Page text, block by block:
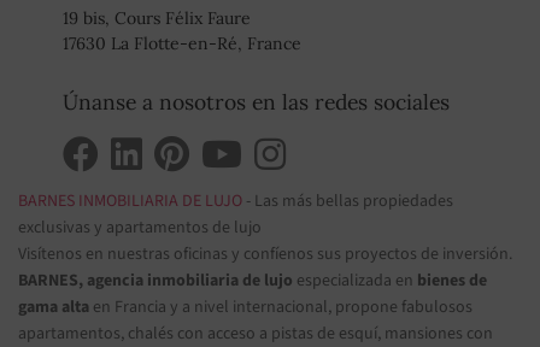
19 bis, Cours Félix Faure
17630 La Flotte-en-Ré, France
Únanse a nosotros en las redes sociales
BARNES INMOBILIARIA DE LUJO - Las más bellas propiedades
exclusivas y apartamentos de lujo
Visítenos en nuestras oficinas y confíenos sus proyectos de inversión.
BARNES, agencia inmobiliaria de lujo especializada en bienes de
gama alta en Francia y a nivel internacional, propone fabulosos
apartamentos, chalés con acceso a pistas de esquí, mansiones con